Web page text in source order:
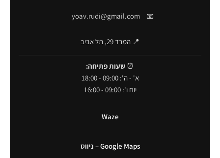
📧
yoav.rudi@gmail.com
📍 המרד 29, תל אביב
⏰ שעות פתיחה:
א' - ה': 09:00 - 18:00
יום ו': 09:00 - 16:00
Waze
Google Maps – ניווט